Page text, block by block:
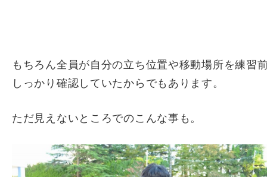
もちろん全員が自分の立ち位置や移動場所を練習
しっかり確認していたからでもあります。
ただ見えないところでのこんな事も。